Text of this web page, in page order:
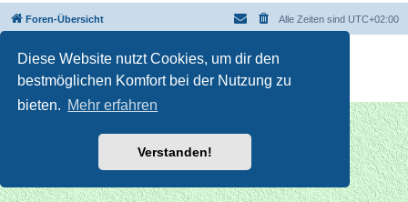
Diese Website nutzt Cookies, um dir den
bestmöglichen Komfort bei der Nutzung zu
bieten. Mehr erfahren
Verstanden!
Foren-Übersicht Alle Zeiten sind UTC+02:00
Powered by phpBB
® Forum Software © phpBB Limited
Deutsche Übersetzung durch
Datenschutz|Nutzungsbedingungen